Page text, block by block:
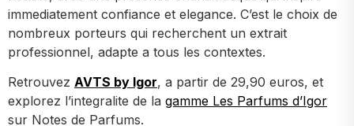
immediatement confiance et elegance. C’est le choix de
nombreux porteurs qui recherchent un extrait
professionnel, adapte a tous les contextes.
Retrouvez AVTS by Igor, a partir de 29,90 euros, et
explorez l’integralite de la gamme Les Parfums d’Igor
sur Notes de Parfums.